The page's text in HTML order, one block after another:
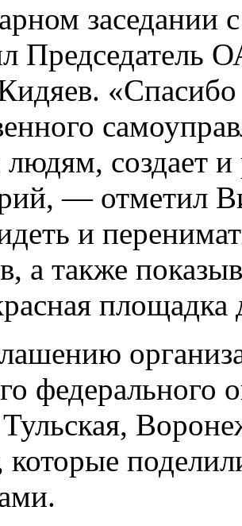
заседании
Председатель
«Спасибо
создает и
— отметил
и
а также
площадка
федерального
которые